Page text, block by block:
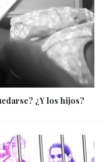
¿Y los hijos?